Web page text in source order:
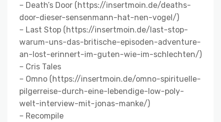
– Death’s Door (https://insertmoin.de/deaths-
door-dieser-sensenmann-hat-nen-vogel/)
– Last Stop (https://insertmoin.de/last-stop-
warum-uns-das-britische-episoden-adventure-
an-lost-erinnert-im-guten-wie-im-schlechten/)
– Cris Tales
– Omno (https://insertmoin.de/omno-spirituelle-
pilgerreise-durch-eine-lebendige-low-poly-
welt-interview-mit-jonas-manke/)
– Recompile